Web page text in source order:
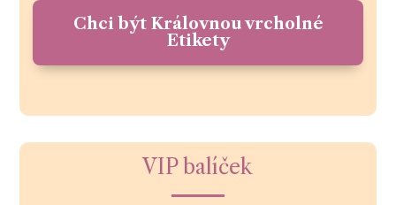
Chci být Královnou vrcholné
Etikety
VIP balíček